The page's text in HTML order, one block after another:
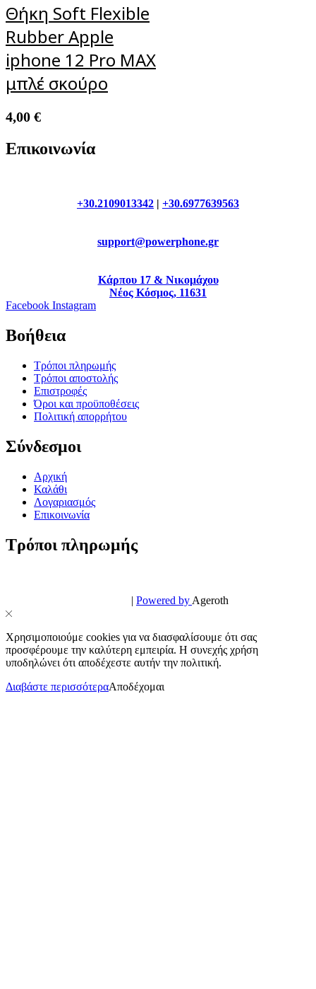
Θήκη Soft Flexible
Rubber Apple
iphone 12 Pro MAX
μπλέ σκούρο
4,00 €
Επικοινωνία
+30.2109013342 +30.6977639563
support@powerphone.gr
Κάρπου 17 & Νικομάχου
Νέος Κόσμος, 11631
Facebook Instagram
Βοήθεια
Τρόποι πληρωμής
Τρόποι αποστολής
Επιστροφές
Όροι και προϋποθέσεις
Πολιτική απορρήτου
Σύνδεσμοι
Αρχική
Καλάθι
Λογαριασμός
Επικοινωνία
Τρόποι πληρωμής
| Powered by Ageroth
Χρησιμοποιούμε cookies για να διασφαλίσουμε ότι σας
προσφέρουμε την καλύτερη εμπειρία. Η συνεχής χρήση
υποδηλώνει ότι αποδέχεστε αυτήν την πολιτική.
Διαβάστε περισσότεραΑποδέχομαι